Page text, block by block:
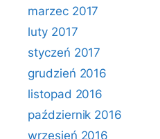
marzec 2017
luty 2017
styczeń 2017
grudzień 2016
listopad 2016
październik 2016
wrzesień 2016